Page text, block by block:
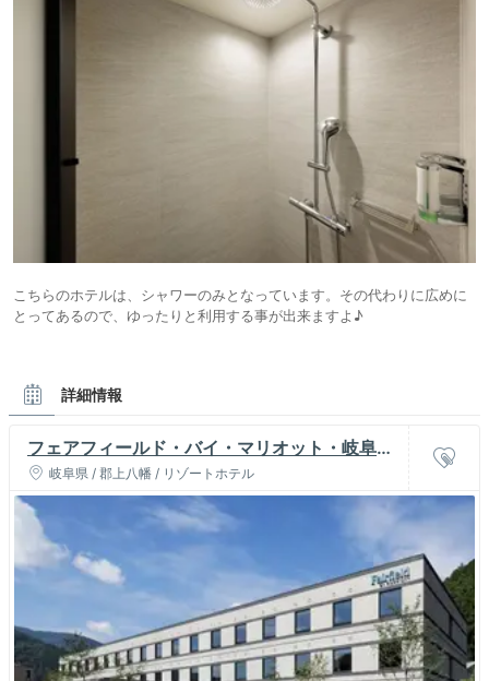
こちらのホテルは、シャワーのみとなっています。その代わりに広めに
とってあるので、ゆったりと利用する事が出来ますよ♪
詳細情報
フェアフィールド・バイ・マリオット・岐阜郡
上 岐阜県 / 郡上八幡 / リゾートホテル